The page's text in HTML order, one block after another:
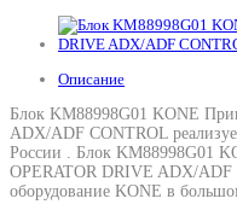
Описание
Блок KM88998G01 KONE
ADX/ADF CONTROL
России . Блок KM88998G01
OPERATOR DRIVE ADX/ADF
оборудование KONE в